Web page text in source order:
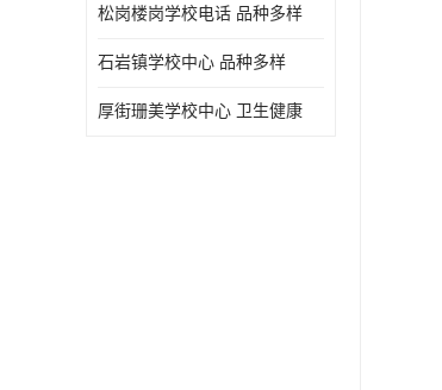
松岗楼岗学校电话 品种多样
石岩镇学校中心 品种多样
厚街珊美学校中心 卫生健康